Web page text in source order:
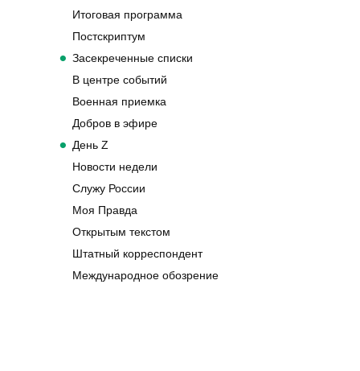
Итоговая программа
Постскриптум
Засекреченные списки
В центре событий
Военная приемка
Добров в эфире
День Z
Новости недели
Служу России
Моя Правда
Открытым текстом
Штатный корреспондент
Международное обозрение